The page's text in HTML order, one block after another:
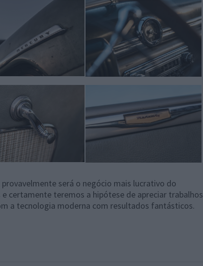
será o negócio mais lucrativo do
certamente teremos a hipótese de apreciar trabalhos
a tecnologia moderna com resultados fantásticos.